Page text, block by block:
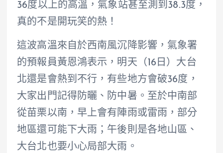
36度以上的高溫，氣象站甚至測到38.3度，
真的不是開玩笑的熱！
這波高溫來自於西南風沉降影響，氣象署
的預報員黃恩鴻表示，明天（16日）大台
北還是會熱到不行，有些地方會破36度，
大家出門記得防曬、防中暑。至於中南部
從苗栗以南，早上會有陣雨或雷雨，部分
地區還可能下大雨；午後則是各地山區、
大台北也要小心局部大雨。